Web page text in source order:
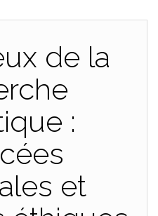
de la
:
et